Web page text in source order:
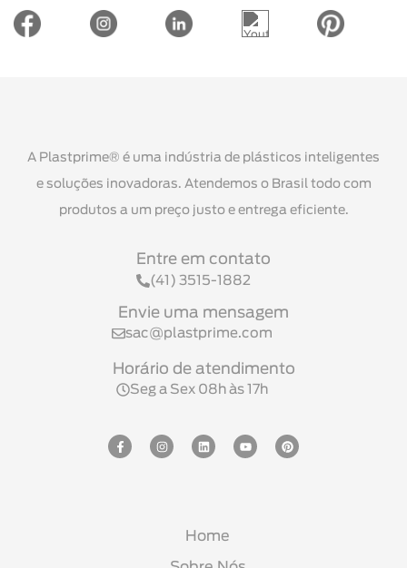
A Plastprime® é uma indústria de plásticos inteligentes
e soluções inovadoras. Atendemos o Brasil todo com
produtos a um preço justo e entrega eficiente.
Entre em contato
(41) 3515-1882
Envie uma mensagem
sac@plastprime.com
Horário de atendimento
Seg a Sex 08h às 17h
Home